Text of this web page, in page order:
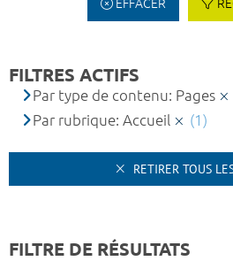
EFFACER
FILTRES ACTIFS
Par type de contenu: Pages
Par rubrique: Accueil
(1)
RETIRER TOUS
FILTRE DE RÉSULTATS